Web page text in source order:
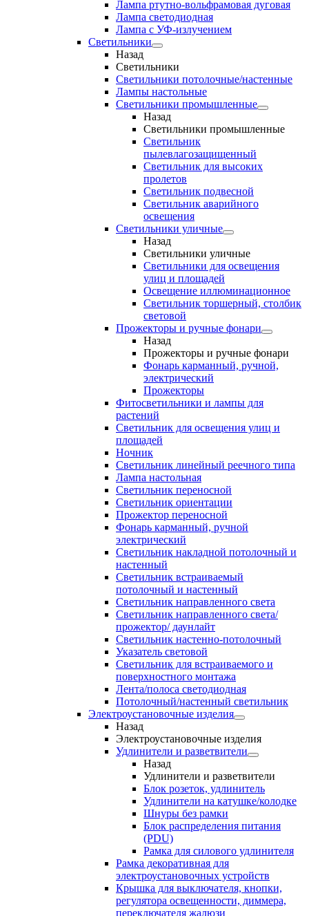
Лампа ртутно-вольфрамовая дуговая
Лампа светодиодная
Лампа с УФ-излучением
Светильники
Назад
Светильники
Светильники потолочные/настенные
Лампы настольные
Светильники промышленные
Назад
Светильники промышленные
Светильник
пылевлагозащищенный
Светильник для высоких
пролетов
Светильник подвесной
Светильник аварийного
освещения
Светильники уличные
Назад
Светильники уличные
Светильники для освещения
улиц и площадей
Освещение иллюминационное
Светильник торшерный, столбик
световой
Прожекторы и ручные фонари
Назад
Прожекторы и ручные фонари
Фонарь карманный, ручной,
электрический
Прожекторы
Фитосветильники и лампы для
растений
Светильник для освещения улиц и
площадей
Ночник
Светильник линейный реечного типа
Лампа настольная
Светильник переносной
Светильник ориентации
Прожектор переносной
Фонарь карманный, ручной
электрический
Светильник накладной потолочный и
настенный
Светильник встраиваемый
потолочный и настенный
Светильник направленного света
Светильник направленного света/
прожектор/ даунлайт
Светильник настенно-потолочный
Указатель световой
Светильник для встраиваемого и
поверхностного монтажа
Лента/полоса светодиодная
Потолочный/настенный светильник
Электроустановочные изделия
Назад
Электроустановочные изделия
Удлинители и разветвители
Назад
Удлинители и разветвители
Блок розеток, удлинитель
Удлинители на катушке/колодке
Шнуры без рамки
Блок распределения питания
(PDU)
Рамка для силового удлинителя
Рамка декоративная для
электроустановочных устройств
Крышка для выключателя, кнопки,
регулятора освещенности, диммера,
переключателя жалюзи